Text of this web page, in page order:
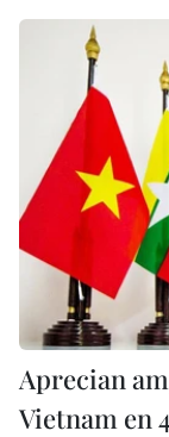
Aprecian
Vietnam en